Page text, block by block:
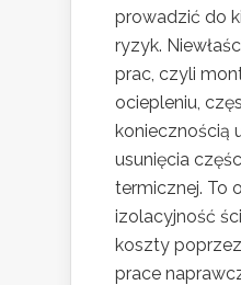
prowadzić do
ryzyk.
prac, czyli
ociepleniu,
koniecznością
usunięcia
termicznej. To
izolacyjność
koszty
prace